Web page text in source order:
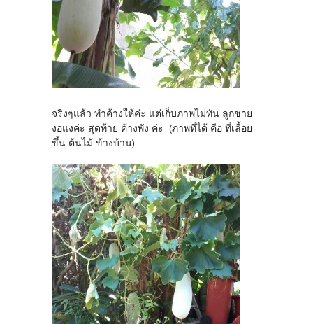
จริงๆแล้ว ทำค้างให้ค่ะ แต่เก็บภาพไม่ทัน ลูกชาย
งอแงค่ะ สุดท้าย ค้างพัง ค่ะ (ภาพที่ได้ คือ ที่เลื้อย
ขึ้น ต้นไม้ ข้างบ้าน)